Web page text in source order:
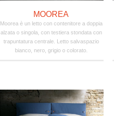
MOOREA
Moorea è un letto con contenitore a doppia
alzata o singola, con testiera stondata con
trapuntatura centrale. Letto salvaspazio
bianco, nero, grigio o colorato.